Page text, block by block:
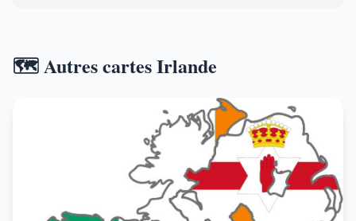
🗺️ Autres cartes Irlande